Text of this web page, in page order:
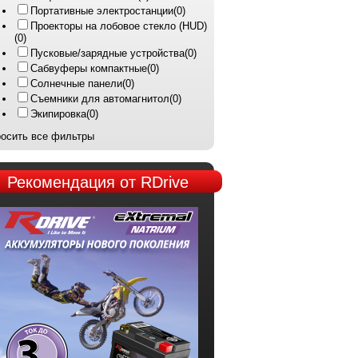
Портативные электростанции(0)
Проекторы на лобовое стекло (HUD)
(0)
Пусковые/зарядные устройства(0)
Сабвуферы компактные(0)
Солнечные панели(0)
Съемники для автомагнитол(0)
Экипировка(0)
все фильтры
Рекомендацияот RDrive